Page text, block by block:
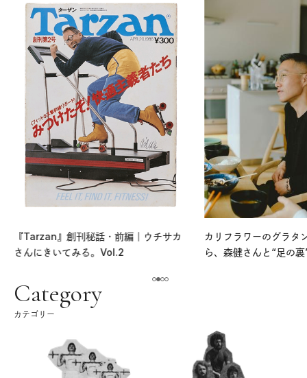
『Tarzan』創刊秘話・前編｜ウチサカ
さんにきいてみる。Vol.2
カリフラワーのグラタ
ら、森健さんと“足の
Category
カテゴリー